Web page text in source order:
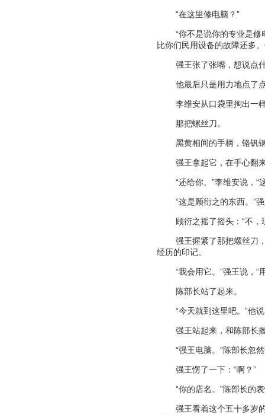
“在这里修电脑？”
“你不是说你的专业是修
比你们民用设备的故障还多
强王张了张嘴，想说点
他最后只是用力地点了
李维安从口袋里掏出一
那把螺丝刀。
黑黄相间的手柄，铬钒
强王拿起它，在手心翻
“还给你。 ”李维安说， “
“这是顾衍之的东西。 ”
顾衍之摇了摇头： “不，
强王握紧了那把螺丝刀
经历的印记。
“我会用它。 ”强王说， “
陈部长站了起来。
“今天就到这里吧。 ”他
强王站起来，和陈部长
“强王电脑。 ”陈部长忽
强王愣了一下： “啊？”
“你的店名。 ”陈部长的
强王看着这个五十多岁